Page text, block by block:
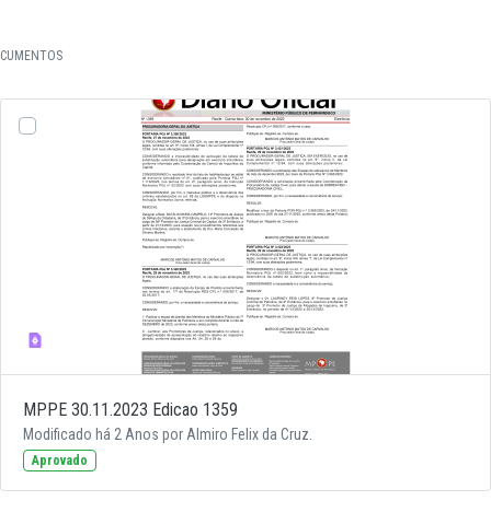
MPPE 30.11.2023 Edicao 1359
Modificado há 2 Anos por Almiro Felix da Cruz.
Aprovado